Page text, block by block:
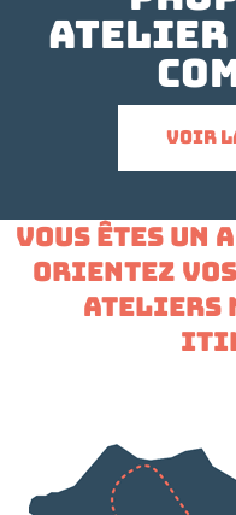
atelier
Voir
VOUS ÊTES UN
ORIENTEZ
ATELIERS